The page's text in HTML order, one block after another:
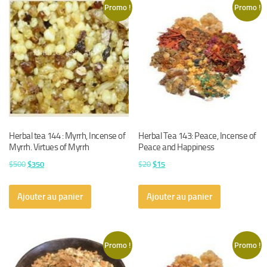
Promo !
Herbal tea 144 : Myrrh, Incense of
Myrrh. Virtues of Myrrh
$500 Le
initial
était :
$350Le
est :
Ajouter au panier
Promo !
Herbal Tea 143: Peace, Incense of
Peace and Happiness
$20Le
initial
était :
$15Le
actuel
est :
Ajouter au panier
Promo ! Promo !